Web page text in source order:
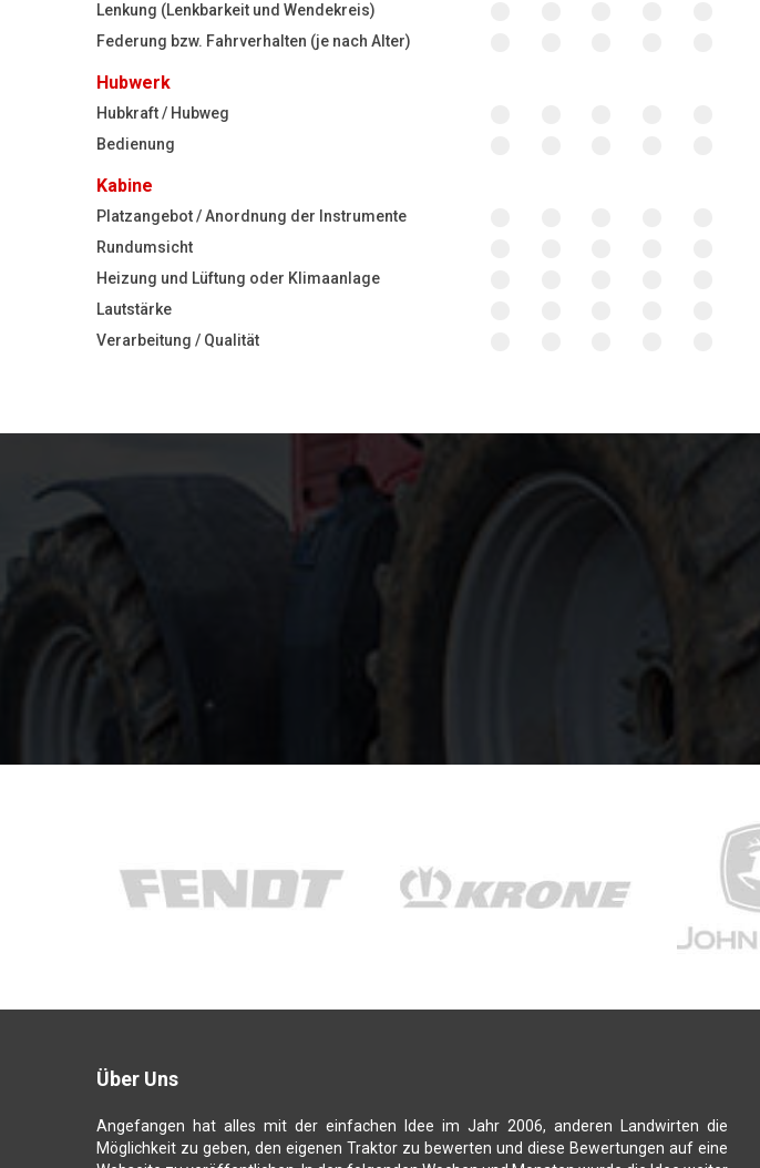
Lenkung (Lenkbarkeit und Wendekreis)
Federung bzw. Fahrverhalten (je nach Alter)
Hubwerk
Hubkraft / Hubweg
Bedienung
Kabine
Platzangebot / Anordnung der Instrumente
Rundumsicht
Heizung und Lüftung oder Klimaanlage
Lautstärke
Verarbeitung / Qualität
Über Uns
Angefangen hat alles mit der einfachen Idee im Jahr 2006, anderen Landwirten die
Möglichkeit zu geben, den eigenen Traktor zu bewerten und diese Bewertungen auf eine